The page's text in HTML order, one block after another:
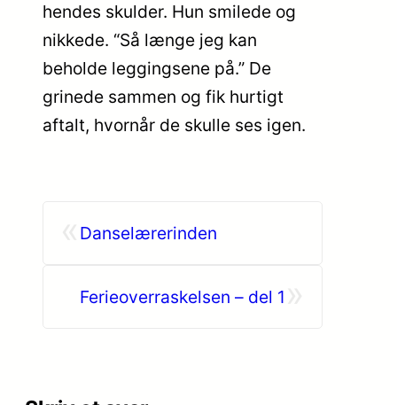
hendes skulder. Hun smilede og
nikkede. “Så længe jeg kan
beholde leggingsene på.” De
grinede sammen og fik hurtigt
aftalt, hvornår de skulle ses igen.
Danselærerinden
Ferieoverraskelsen – del 1